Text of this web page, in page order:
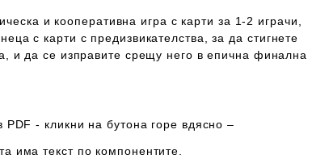
и кооперативна игра с карти за 1-2 играчи,
с карти с предизвикателства, за да стигнете
и да се изправите срещу него в епична финална
PDF - кликни на бутона горе вдясно –
има текст по компонентите.